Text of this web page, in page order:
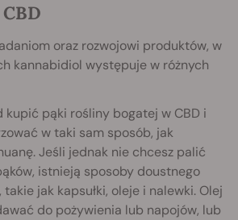
oraz rozwojowi produktów, w
kannabidiol występuje w różnych
kupić pąki rośliny bogatej w CBD i
w taki sam sposób, jak
Jeśli jednak nie chcesz palić
istnieją sposoby doustnego
jak kapsułki, oleje i nalewki. Olej
do pożywienia lub napojów, lub